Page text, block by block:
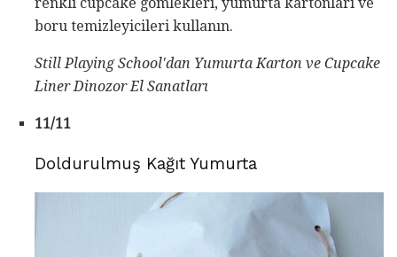
renkli cupcake gömlekleri, yumurta kartonları ve
boru temizleyicileri kullanın.
Still Playing School'dan Yumurta Karton ve Cupcake
Liner Dinozor El Sanatları
11/11
Doldurulmuş Kağıt Yumurta